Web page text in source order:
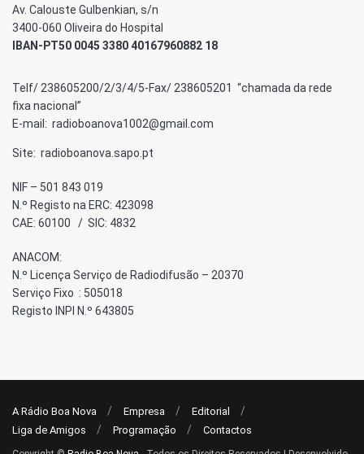
Av. Calouste Gulbenkian, s/n
3400-060 Oliveira do Hospital
IBAN-PT50 0045 3380 40167960882 18
Telf/ 238605200/2/3/4/5-Fax/ 238605201 “chamada da rede
fixa nacional”
E-mail: radioboanova1002@gmail.com
Site: radioboanova.sapo.pt
NIF – 501 843 019
N.º Registo na ERC: 423098
CAE: 60100 / SIC: 4832
ANACOM:
N.º Licença Serviço de Radiodifusão – 20370
Serviço Fixo : 505018
Registo INPI N.º 643805
A Rádio Boa Nova Empresa
Editorial
Liga de Amigos
Programação Contactos